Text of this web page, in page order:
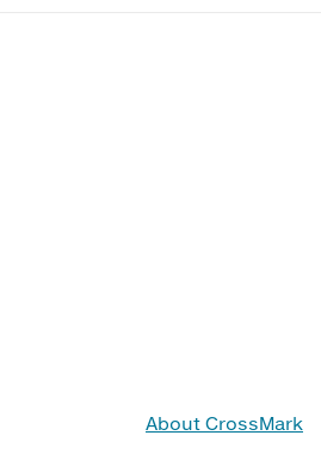
About CrossMark